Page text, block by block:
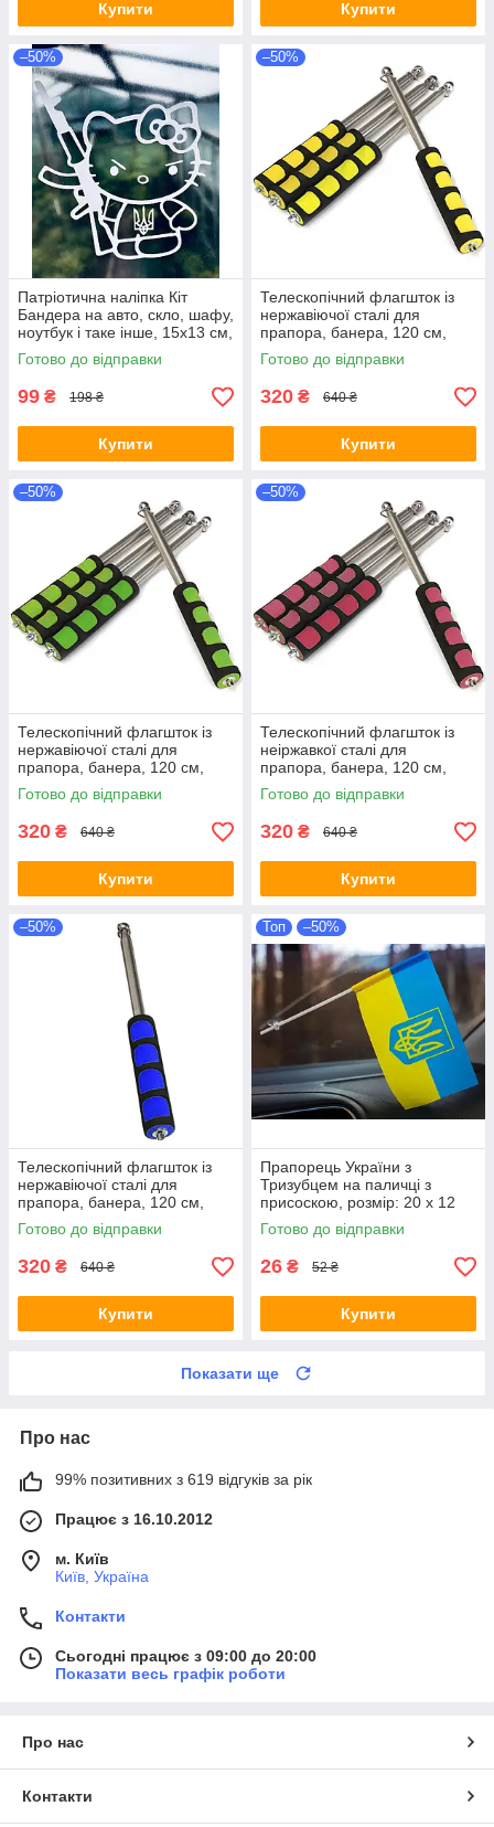
Купити Купити
–50%
Патріотична наліпка Кіт
Бандера на авто, скло, шафу,
ноутбук і таке інше, 15х13 см,
біла
Готово до відправки
99 ₴ 198 ₴
Купити
–50%
Телескопічний флагшток із
нержавіючої сталі для
прапора, банера, 120 см,
жовтий, Флагшток
телескопічний
Готово до відправки
320 ₴ 640 ₴
Купити
–50%
Телескопічний флагшток із
нержавіючої сталі для
прапора, банера, 120 см,
зелений, Флагшток
телескопічний
Готово до відправки
320 ₴ 640 ₴
Купити
–50%
Телескопічний флагшток із
неіржавкої сталі для
прапора, банера, 120 см,
червоний, Флагшток
телескопічний
Готово до відправки
320 ₴ 640 ₴
Купити
–50%
Телескопічний флагшток із
нержавіючої сталі для
прапора, банера, 120 см,
синій, Флагшток
телескопічний
Готово до відправки
320 ₴ 640 ₴
Купити
Топ –50%
Прапорець України з
Тризубцем на паличці з
присоскою, розмір: 20 х 12
см, синьо-жовтий з гербом
Готово до відправки
26 ₴ 52 ₴
Купити
Показати ще
Про нас
99% позитивних з 619 відгуків за рік
Працює з 16.10.2012
м. Київ
Київ, Україна
Контакти
Сьогодні працює з 09:00 до 20:00
Показати весь графік роботи
Про нас
Контакти